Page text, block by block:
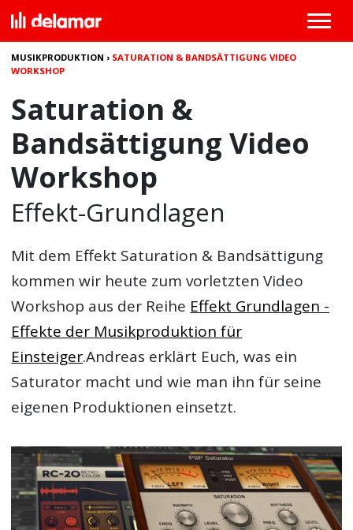
MUSIKPRODUKTION › SATURATION & BANDSÄTTIGUNG VIDEO
WORKSHOP
Saturation &
Bandsättigung Video
Workshop
Effekt-Grundlagen
Mit dem Effekt Saturation & Bandsättigung
kommen wir heute zum vorletzten Video
Workshop aus der Reihe Effekt Grundlagen -
Effekte der Musikproduktion für
Einsteiger.Andreas erklärt Euch, was ein
Saturator macht und wie man ihn für seine
eigenen Produktionen einsetzt.